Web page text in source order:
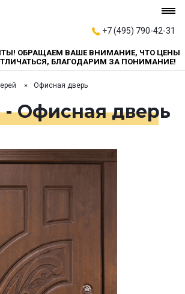
+7 (495) 790-42-31
ОБРАЩАЕМ ВАШЕ ВНИМАНИЕ, ЧТО ЦЕНЫ
БЛАГОДАРИМ ЗА ПОНИМАНИЕ!
Офисная дверь
- Офисная дверь